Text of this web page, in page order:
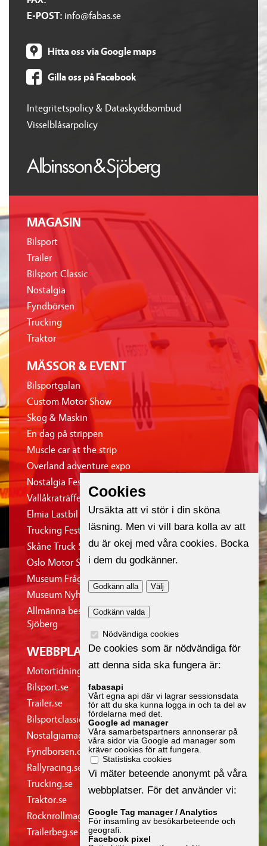
E-POST: info@fabas.se
Hitta oss via Google maps
Gilla oss på Facebook
Integritetspolicy & Dataskyddsombud
Visselblåsarpolicy
MAGASIN
Bilsport
Trailer
Bilsport Classic
Nostalgia
Fyndbörsen
Trucking
Traktor
MÄSSOR & EVENT
Bilsportgalan
Custom Motor Show
Skog & Maskin
En dag på strippen
Muscle car at the strip
Overland adventure expo
Nostalgia Festival
Vallåkraträffen
Elmia Lastbil
Trucking Festival
Skåne Truck Show
Oslo Motor Show
Museum Frågor & Svar
Museum Nyhetsbrev
Allmänna bestämmelser Förlags AB Albinsson &
Sjöberg
WEBBPLATSER
Motortidningar.se
Bilsport.se
Trailer.se
Bilsportclassic.se
Nostalgiamagazine.se
Fyndborsen.com
Rallyracing.se
Trucking.se
Traktor.se
Rocknrollmagazine.se
Trailerbeg.se
Cookies
Ursäkta att vi stör i din sköna
läsning. Men vi vill bara kolla av att
du är okej med våra cookies. Bocka
i dem du godkänner.
Godkänn alla Välj
Godkänn valda
Nödvändiga cookies
De cookies som är nödvändiga för
att denna sida ska fungera är:
fabasapi
Vårt egna api där vi lagrar sessionsdata
för att du ska kunna logga in och ta del av
fördelarna med det.
Google ad manager
Våra samarbetspartners annonserar på
våra sidor via Google ad manager som
kräver cookies för att fungera.
Statistiska cookies
Vi mäter beteende anonymt på våra
webbplatser. För det använder vi:
Google Tag manager / Analytics
För insamling av besökarbeteende och
geografi.
Facebook pixel